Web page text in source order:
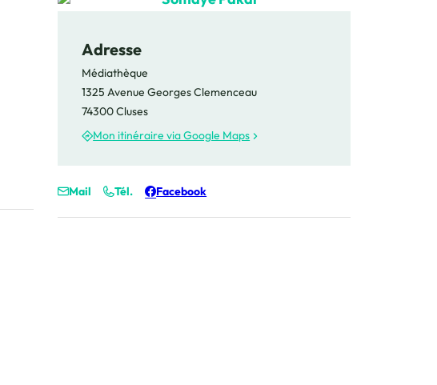
Nathalie Petit, © Nathalie Petit
Gérard Zambaz, © Gérard Zambaz
Farah Bouchet, © Farah Bouchet
Résidence Sans souci, © Résidence Sans souci
Adresse
Médiathèque
1325 Avenue Georges Clemenceau
74300 Cluses
Mon itinéraire via Google Maps
Mail Tél. Facebook